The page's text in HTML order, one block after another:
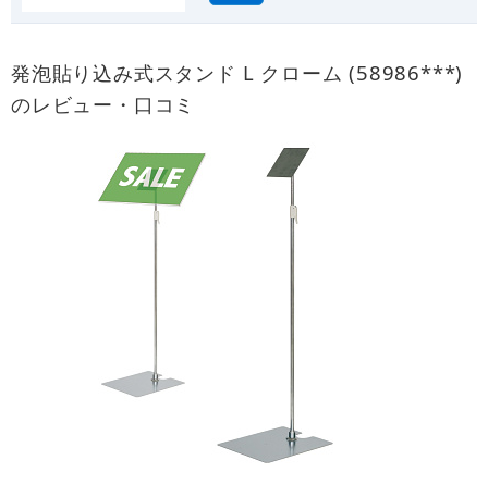
発泡貼り込み式スタンド L クローム (58986***)
のレビュー・口コミ